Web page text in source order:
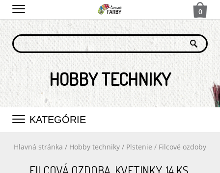
0
HOBBY TECHNIKY
KATEGÓRIE
Hlavná stránka / Hobby techniky / Plstenie / Filcové ozdoby